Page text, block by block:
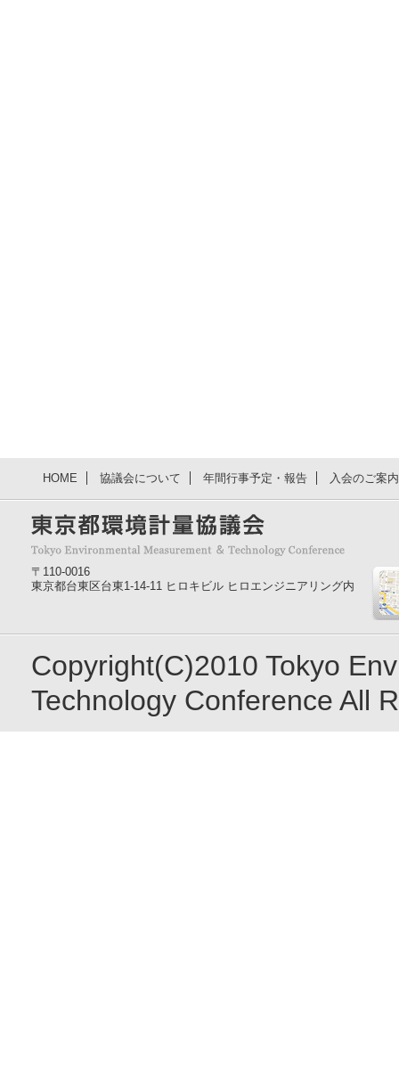
HOME 協議会について 年間行事予定・報告 入会のご案
〒110-0016
東京都台東区台東1-14-11 ヒロキビル ヒロエンジニアリング内
Copyright(C)2010 Tokyo
Technology Conference All